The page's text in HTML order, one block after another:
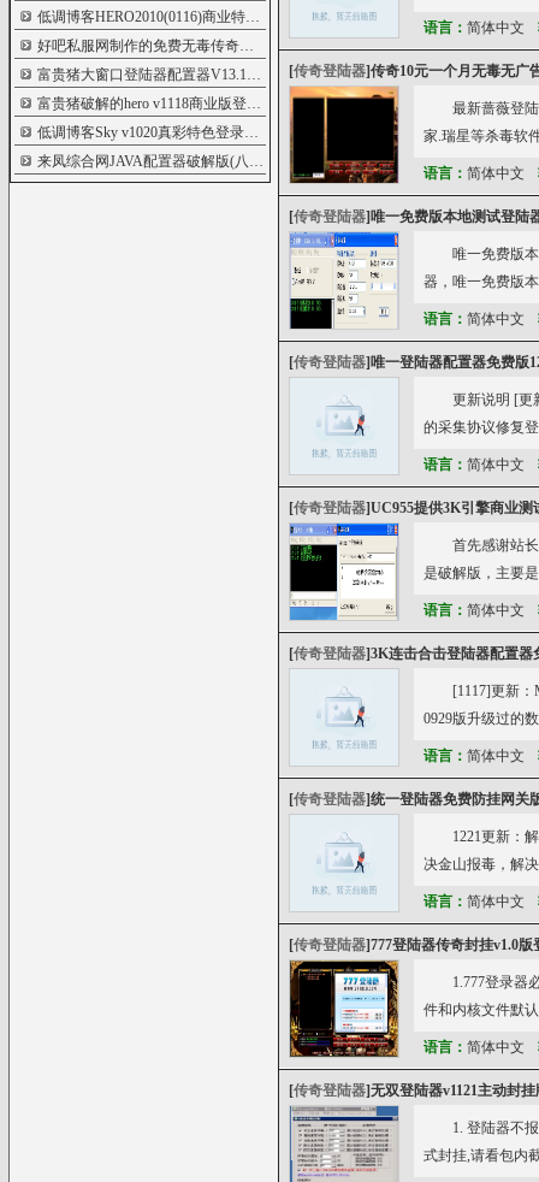
低调博客HERO2010(0116)商业特色登陆器
5941
好吧私服网制作的免费无毒传奇登录器
5935
富贵猪大窗口登陆器配置器V13.1版 5935
富贵猪破解的hero v1118商业版登陆器配置器
5925
低调博客Sky v1020真彩特色登录器商业版
5924
来凤综合网JAVA配置器破解版(八种界面)
5920
语言： 简体中文
[传奇登陆器]传奇10元一个月无毒无广
最新蔷薇登
家.瑞星等杀毒软
语言： 简体中文
[传奇登陆器]唯一免费版本地测试登陆
唯一免费版
器，唯一免费版
语言： 简体中文
[传奇登陆器]唯一登陆器配置器免费版
更新说明 [更
的采集协议修复
语言： 简体中文
[传奇登陆器]UC955提供3K引擎商业
首先感谢站
是破解版，主要
语言： 简体中文
[传奇登陆器]3K连击合击登陆器配置器
[1117]更新
0929版升级过的
语言： 简体中文
[传奇登陆器]统一登陆器免费防挂网关
1221更新：
决金山报毒，解
语言： 简体中文
[传奇登陆器]777登陆器传奇封挂v1.0版
1.777登录器
件和内核文件默
语言： 简体中文
[传奇登陆器]无双登陆器v1121主动封
1. 登陆器不
式封挂,请看包内